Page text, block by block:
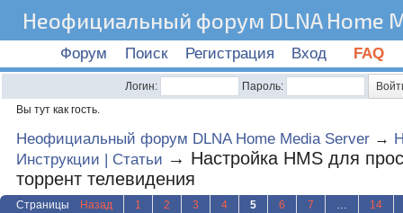
Неофициальный форум DLNA Home
Форум Поиск Регистрация Вход FAQ
Логин:
Пароль:
Вы тут как гость.
Неофициальный форум DLNA Home Media Server →
Инструкции | Статьи → Настройка HMS для
торрент телевидения
Страницы Назад 1 2 3 4 5 6 7 …
14